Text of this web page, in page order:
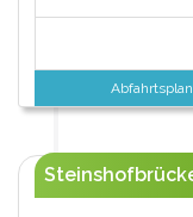
Abfahrtsplan